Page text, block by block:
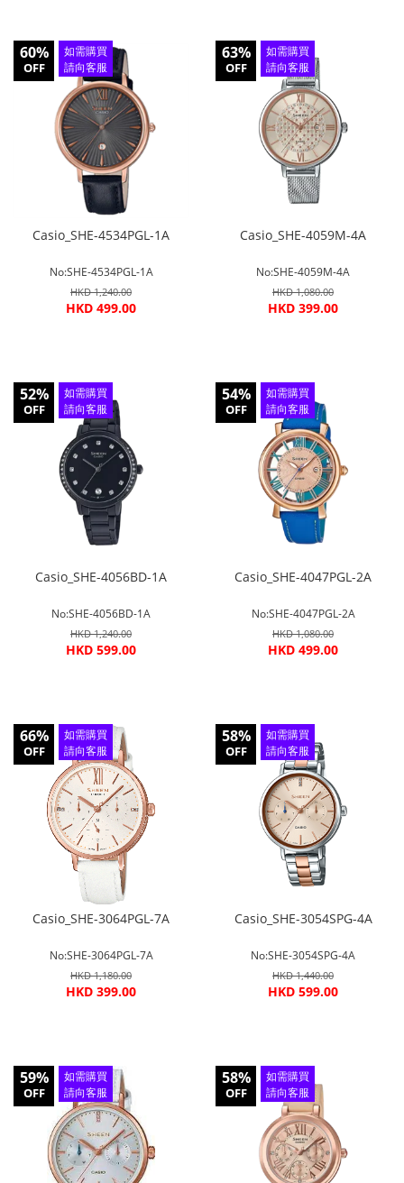
60%
OFF
如需購買
請向客服
查詢
Casio_SHE-4534PGL-1A
No:SHE-4534PGL-1A
HKD 1,240.00
HKD 499.00
63%
OFF
如需購買
請向客服
查詢
Casio_SHE-4059M-4A
No:SHE-4059M-4A
HKD 1,080.00
HKD 399.00
52%
OFF
如需購買
請向客服
查詢
Casio_SHE-4056BD-1A
No:SHE-4056BD-1A
HKD 1,240.00
HKD 599.00
54%
OFF
如需購買
請向客服
查詢
Casio_SHE-4047PGL-2A
No:SHE-4047PGL-2A
HKD 1,080.00
HKD 499.00
66%
OFF
如需購買
請向客服
查詢
Casio_SHE-3064PGL-7A
No:SHE-3064PGL-7A
HKD 1,180.00
HKD 399.00
58%
OFF
如需購買
請向客服
查詢
Casio_SHE-3054SPG-4A
No:SHE-3054SPG-4A
HKD 1,440.00
HKD 599.00
59%
OFF
如需購買
請向客服
查詢
58%
OFF
如需購買
請向客服
查詢